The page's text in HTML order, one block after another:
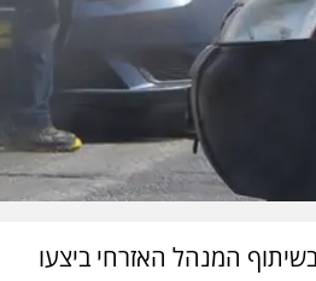
המנהל האזרחי ביצעו